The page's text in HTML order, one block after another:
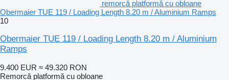
remorcă platformă cu obloane
Obermaier TUE 119 / Loading Length 8.20 m / Aluminium Ramps
10
Obermaier TUE 119 / Loading Length 8.20 m / Aluminium
Ramps
9.400 EUR ≈ 49.320 RON
Remorcă platformă cu obloane